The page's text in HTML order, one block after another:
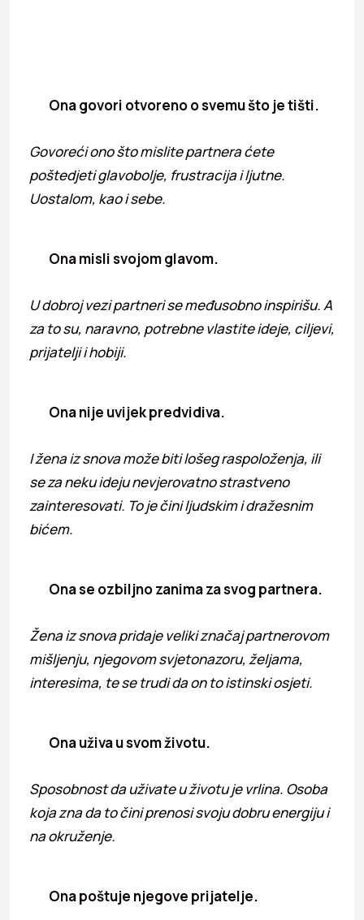
Ona govori otvoreno o svemu što je tišti.
Govoreći ono što mislite partnera ćete
poštedjeti glavobolje, frustracija i ljutne.
Uostalom, kao i sebe.
Ona misli svojom glavom.
U dobroj vezi partneri se međusobno inspirišu. A
za to su, naravno, potrebne vlastite ideje, ciljevi,
prijatelji i hobiji.
Ona nije uvijek predvidiva.
I žena iz snova može biti lošeg raspoloženja, ili
se za neku ideju nevjerovatno strastveno
zainteresovati. To je čini ljudskim i dražesnim
bićem.
Ona se ozbiljno zanima za svog partnera.
Žena iz snova pridaje veliki značaj partnerovom
mišljenju, njegovom svjetonazoru, željama,
interesima, te se trudi da on to istinski osjeti.
Ona uživa u svom životu.
Sposobnost da uživate u životu je vrlina. Osoba
koja zna da to čini prenosi svoju dobru energiju i
na okruženje.
Ona poštuje njegove prijatelje.